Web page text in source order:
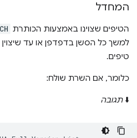
המחדל
הטיפים שצוינו באמצעות הכותרת
למשך כל הסשן בדפדפן או עד
טיפים.
כלומר, אם השרת שולח:
⬇️תגובה